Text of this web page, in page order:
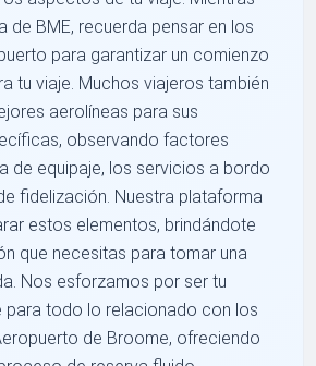
de BME, recuerda pensar en los
para garantizar un comienzo
tu viaje. Muchos viajeros también
aerolíneas para sus
observando factores
de equipaje, los servicios a bordo
fidelización. Nuestra plataforma
estos elementos, brindándote
que necesitas para tomar una
Nos esforzamos por ser tu
para todo lo relacionado con los
de Broome, ofreciendo